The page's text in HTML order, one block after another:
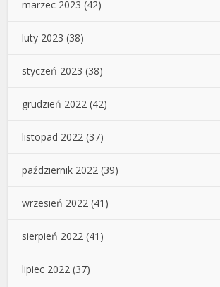
marzec 2023 (42)
luty 2023 (38)
styczeń 2023 (38)
grudzień 2022 (42)
listopad 2022 (37)
październik 2022 (39)
wrzesień 2022 (41)
sierpień 2022 (41)
lipiec 2022 (37)